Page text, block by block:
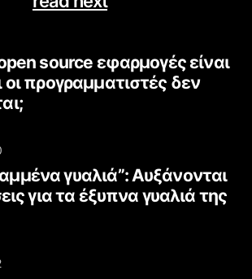
open source εφαρμογές είναι
προγραμματιστές δεν
γυαλιά”: Αυξάνονται
για τα έξυπνα γυαλιά της